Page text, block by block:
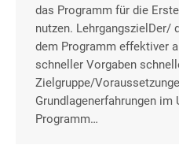
das Programm für die
nutzen. LehrgangszielDer/
dem Programm effektiver
schneller Vorgaben
Zielgruppe/
Grundlagenerfahrungen im
Programm…